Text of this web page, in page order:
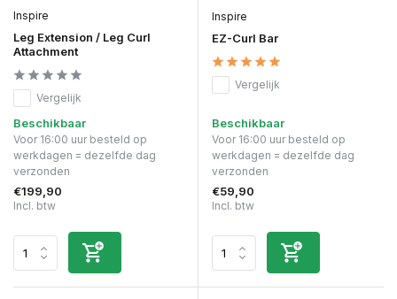
Inspire
Leg Extension / Leg Curl
Attachment
Vergelijk
Beschikbaar
Voor 16:00 uur besteld op
werkdagen = dezelfde dag
verzonden
€199,90
Incl. btw
Inspire
EZ-Curl Bar
Vergelijk
Beschikbaar
Voor 16:00 uur besteld op
werkdagen = dezelfde dag
verzonden
€59,90
Incl. btw